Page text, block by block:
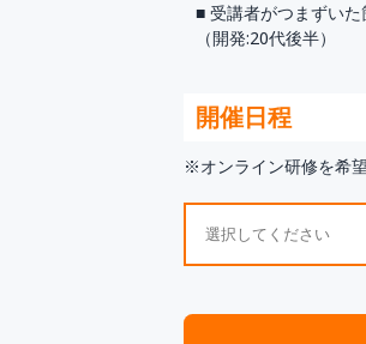
■ 受講者がつまずい
（開発:20代後半）
開催日程
※オンライン研修を希